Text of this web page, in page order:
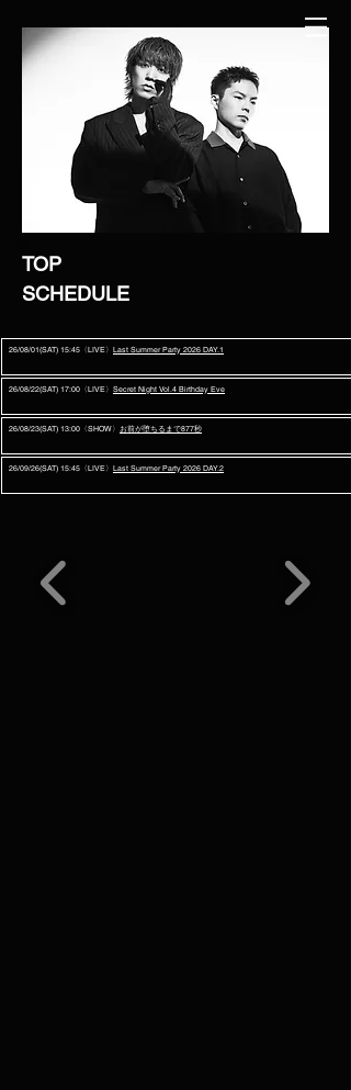
TOP
SCHEDULE
26/08/01(SAT) 15:45〈LIVE〉 Last Summer Party 2026 DAY.1
26/08/22(SAT) 17:00〈LIVE〉 Secret Night Vol.4 Birthday Eve
26/08/23(SAT) 13:00〈SHOW〉 お前が堕ちるまで877秒
26/09/26(SAT) 15:45〈LIVE〉 Last Summer Party 2026 DAY.2